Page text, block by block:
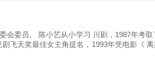
委员。 陈小艺从小学习 川剧，1987年考
飞天奖最佳女主角提名，1993年凭电影《
大工匠》获电视剧飞天奖最佳女主角提名，